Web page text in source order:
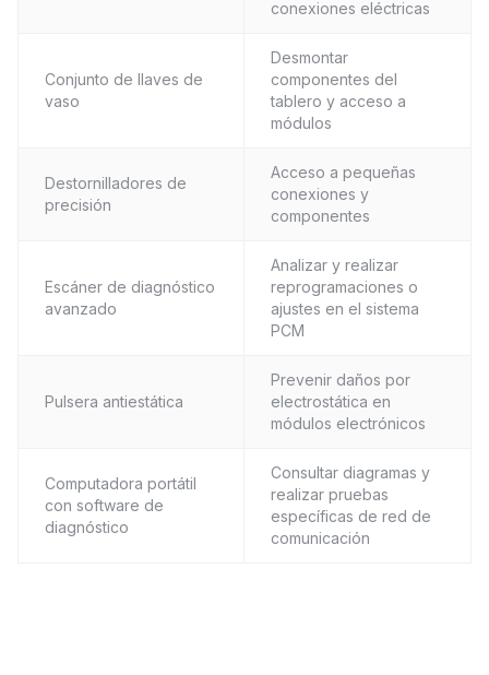
conexiones eléctricas
Conjunto de llaves de
vaso
Desmontar
componentes del
tablero y acceso a
módulos
Destornilladores de
precisión
Acceso a pequeñas
conexiones y
componentes
Escáner de diagnóstico
avanzado
Analizar y realizar
reprogramaciones o
ajustes en el sistema
PCM
Pulsera antiestática
Prevenir daños por
electrostática en
módulos electrónicos
Computadora portátil
con software de
diagnóstico
Consultar diagramas y
realizar pruebas
específicas de red de
comunicación